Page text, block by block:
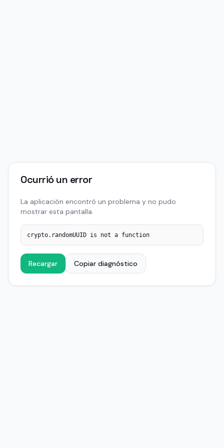
Ocurrió un error
La aplicación encontró un problema y no pudo
mostrar esta pantalla.
crypto.randomUUID is not a function
Recargar Copiar diagnóstico